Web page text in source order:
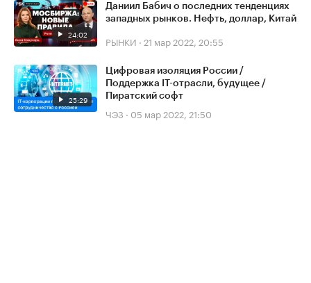
24:02
Даниил Бабич о последних тенденциях
западных рынков. Нефть, доллар, Китай
РЫНКИ · 21 мар 2022, 20:55
25:29
Цифровая изоляция России /
Поддержка IT-отрасли, будущее /
Пиратский софт
ЧЭЗ · 05 мар 2022, 21:50